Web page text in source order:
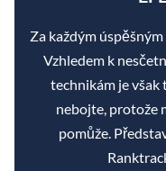
Za každým
Vzhledem k
technikám je však
nebojte, protože
pomůže.